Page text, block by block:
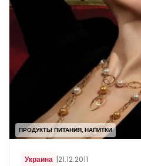
ПРОДУКТЫ ПИТАНИЯ, НАПИТКИ
Украина |21.12.2011